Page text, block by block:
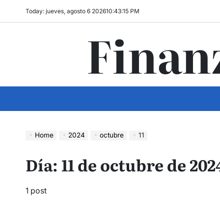
Today: jueves, agosto 6 202610:43:15 PM
Home 2024 octubre 11
Día:11 de octubre de
1 post